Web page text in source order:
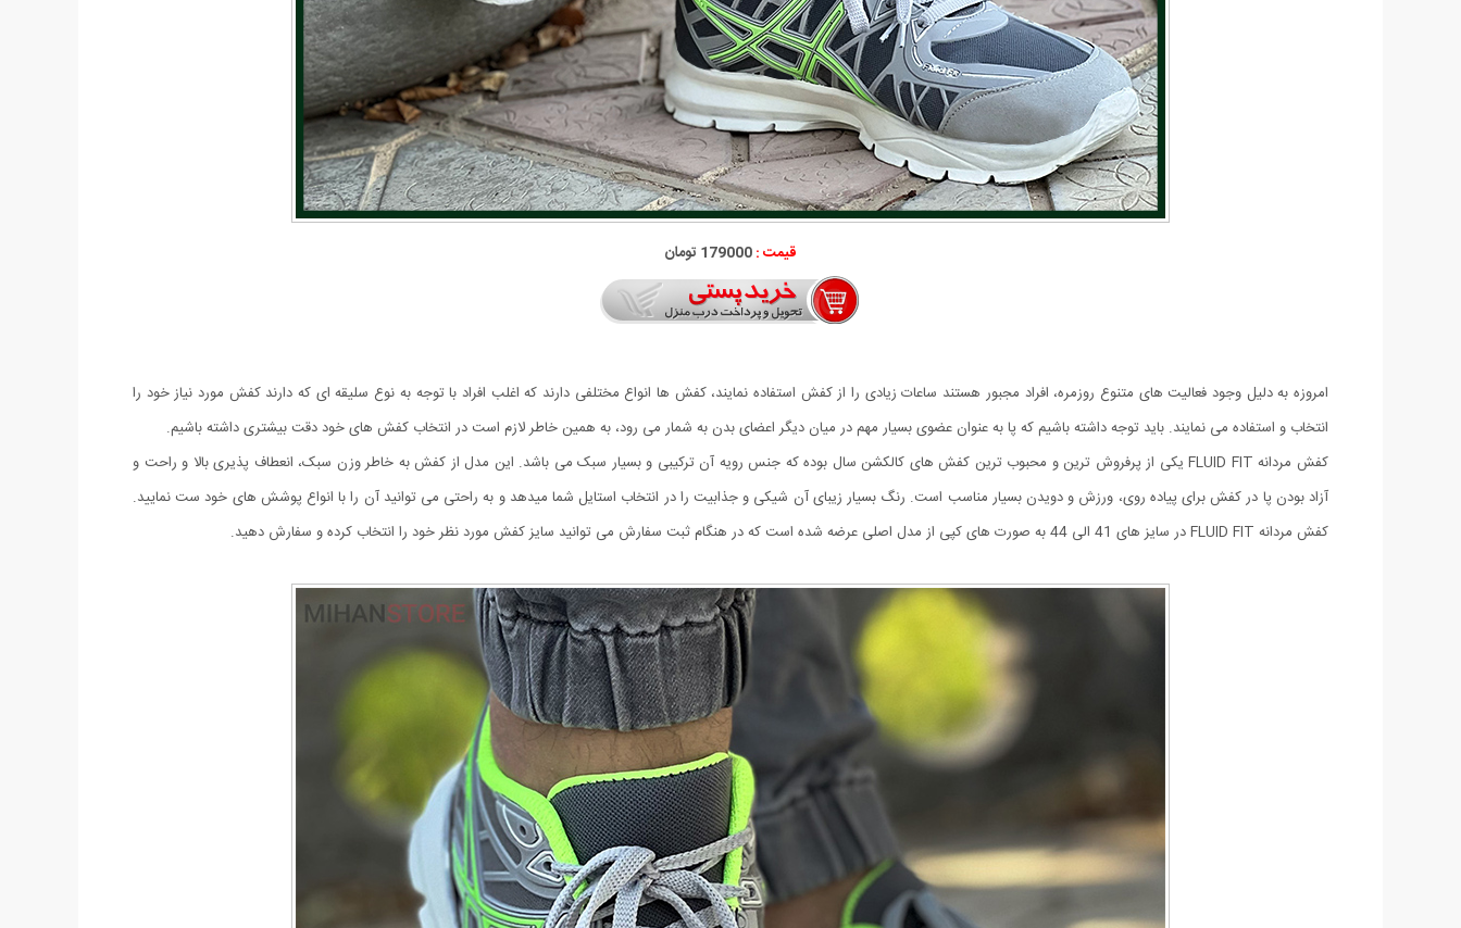
قیمت :179000 تومان
امروزه به دلیل وجود فعالیت های متنوع روزمره، افراد مجبور هستند ساعات زیادی را از کفش استفاده نمایند، کفش ها انواع مختلفی دارند که اغلب افراد با توجه به نوع سلیقه ای که دارند کفش مورد نیاز خود را
انتخاب و استفاده می نمایند. باید توجه داشته باشیم که پا به عنوان عضوی بسیار مهم در میان دیگر اعضای بدن به شمار می رود، به همین خاطر لازم است در انتخاب کفش های خود دقت بیشتری داشته باشیم.
کفش مردانه FLUID FIT یکی از پرفروش ترین و محبوب ترین کفش های کالکشن سال بوده که جنس رویه آن ترکیبی و بسیار سبک می باشد. این مدل از کفش به خاطر وزن سبک، انعطاف پذیری بالا و راحت و
آزاد بودن پا در کفش برای پیاده روی، ورزش و دویدن بسیار مناسب است. رنگ بسیار زیبای آن شیکی و جذابیت را در انتخاب استایل شما میدهد و به راحتی می توانید آن را با انواع پوشش های خود ست نمایید.
کفش مردانه FLUID FIT در سایز های 41 الی 44 به صورت های کپی از مدل اصلی عرضه شده است که در هنگام ثبت سفارش می توانید سایز کفش مورد نظر خود را انتخاب کرده و سفارش دهید.